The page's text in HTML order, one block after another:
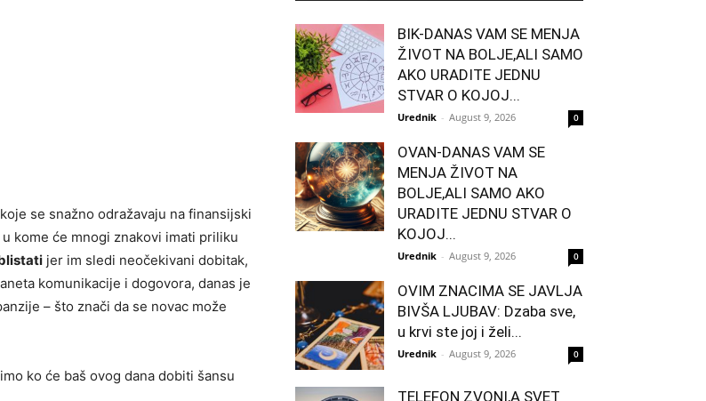
se snažno odražavaju na finansijski
kome će mnogi znakovi imati priliku
jer im sledi neočekivani dobitak,
komunikacije i dogovora, danas je
– što znači da se novac može
ko će baš ovog dana dobiti šansu
BIK-DANAS VAM SE MENJA
ŽIVOT NA BOLJE,ALI SAMO
AKO URADITE JEDNU
STVAR O KOJOJ...
Urednik - August 9, 2026 0
OVAN-DANAS VAM SE
MENJA ŽIVOT NA
BOLJE,ALI SAMO AKO
URADITE JEDNU STVAR O
KOJOJ...
Urednik - August 9, 2026 0
OVIM ZNACIMA SE JAVLJA
BIVŠA LJUBAV: Dzaba sve,
u krvi ste joj i želi...
Urednik - August 9, 2026 0
TELEFON ZVONI,A SVET